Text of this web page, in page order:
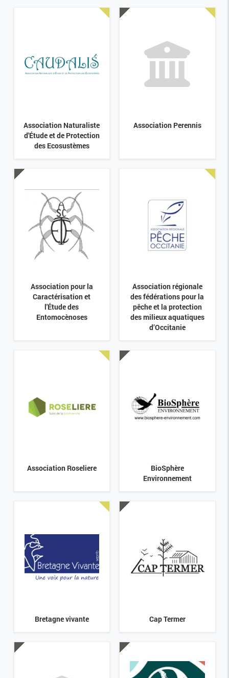
Association Naturaliste
d'Étude et de Protection
des Ecosustèmes
Association Perennis
Association pour la
Caractérisation et
l'Étude des
Entomocènoses
Association régionale
des fédérations pour la
pêche et la protection
des milieux aquatiques
d’Occitanie
Association Roseliere
BioSphère
Environnement
Bretagne vivante Cap Termer